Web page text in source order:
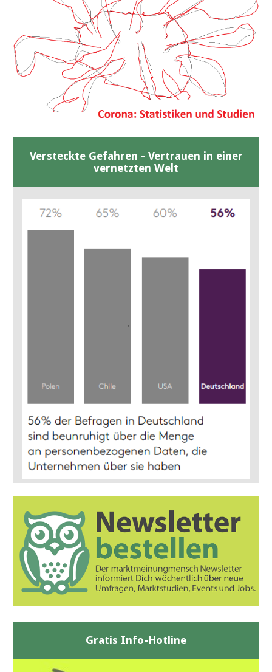
Versteckte Gefahren - Vertrauen in einer
vernetzten Welt
Gratis Info-Hotline